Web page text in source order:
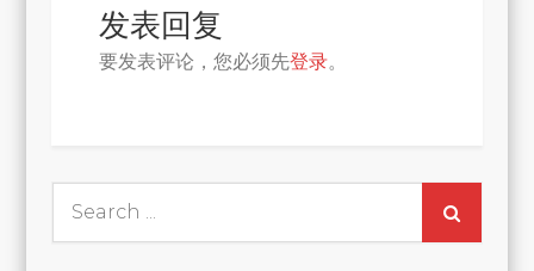
发表回复
要发表评论，您必须先登录。